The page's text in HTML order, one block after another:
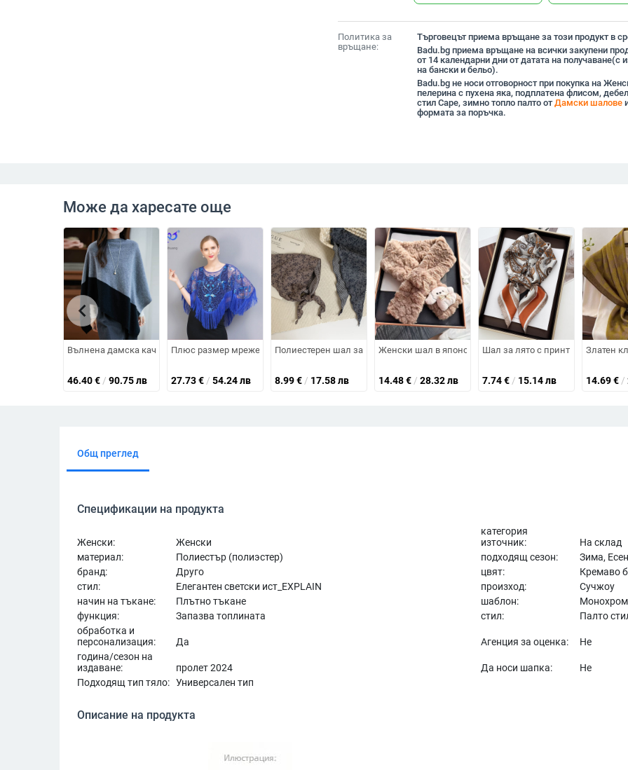
Политика за
връщане:
Търговецът приема връщане за този продукт в
Badu.bg приема връщане на всички закупени
от 14 календарни дни от датата на получаване(с
на бански и бельо).
Badu.bg не носи отговорност при покупка на
пелерина с пухена яка, подплатена флисом,
стил Cape, зимно топло палто отДамски шалове
формата за поръчка.
Може да харесате още
Вълнена дамска качулкова пелерина, гладка плетка, есенно-зимна, семпъл стил
46.40€ / 90.75 лв
Плюс размер мрежесто наметало с ресни и пайети, неравномерен шал, пуловер-пончо, рокля в стил
27.73€ / 54.24 лв
Полиестерен шал за глава, двустранен каре принт, триъгълен шал, лента за
8.99€ / 17.58 лв
Женски шал в японски стил, плюшена материя, запазва
14.48€ / 28.32 лв
Шал за лято с принт на кашу
7.74€ / 15.14 лв
Златен
14.69€ /
chevron_left
Общ преглед
Спецификации на продукта
Женски: Женски
категория
източник:
На склад
материал:
Полиестър (полиэстер) подходящ сезон:
Зима,
бранд:
Друго цвят:
Кремаво
стил:
Елегантен светски ист_EXPLAIN произход:
Сучжоу
начин на тъкане:
Плътно тъкане шаблон:
функция:
Запазва топлината стил:
Палто
обработка и
персонализация:
Да Агенция за оценка:
Не
година/сезон на
издаване:
пролет 2024 Да носи шапка:
Не
Подходящ тип тяло: Универсален тип
Описание на продукта